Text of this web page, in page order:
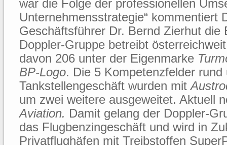
war die Folge der professionellen
Unternehmensstrategie“ kommentiert
Geschäftsführer Dr. Bernd Zierhut die
Doppler-Gruppe betreibt
davon 206 unter der Eigenmarke
BP-Logo. Die 5 Kompetenzfelder rund
Tankstellengeschäft wurden mit
um zwei weitere ausgeweitet. Aktuell
Aviation. Damit gelang der Doppler-
das Flugbenzingeschäft und wird in
Privatflughäfen mit Treibstoffen